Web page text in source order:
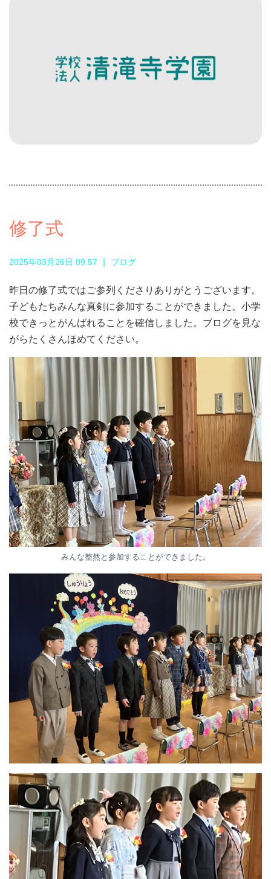
修了式
2025年03月26日 09:57 ブログ
昨日の修了式ではご参列くださりありがとうございます。
子どもたちみんな真剣に参加することができました。小学
校できっとがんばれることを確信しました。ブログを見な
がらたくさんほめてください。
みんな整然と参加することができました。